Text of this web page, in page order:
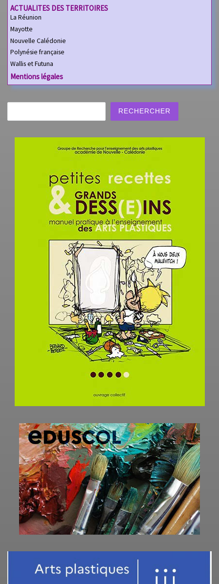
ACTUALITES DES TERRITOIRES
La Réunion
Mayotte
Nouvelle Calédonie
Polynésie française
Wallis et Futuna
Mentions légales
RECHERCHER